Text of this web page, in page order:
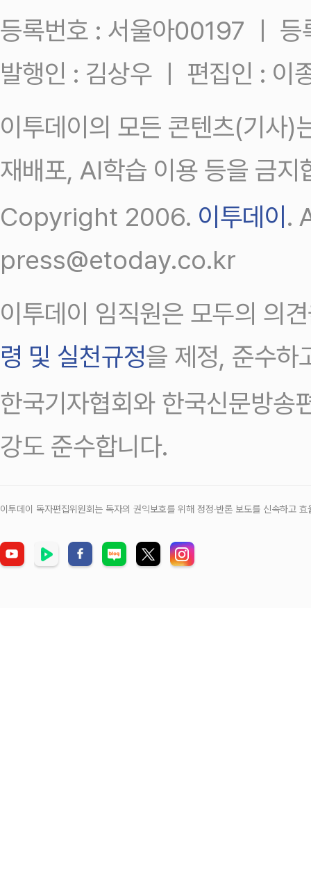
등록번호 : 서울아00197 ㅣ
발행인 : 김상우 ㅣ 편집인 : 이
이투데이의 모든 콘텐츠(기사)
재배포, AI학습 이용 등을 금지
Copyright 2006. 이투데이.
press@etoday.co.kr
이투데이 임직원은 모두의 의
령 및 실천규정을 제정, 준수하
한국기자협회와 한국신문방송
강도 준수합니다.
이투데이 독자편집위원회는 독자의 권익보호를 위해 정정‧반론 보도를 신속하고